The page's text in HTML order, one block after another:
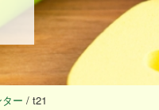
ー / t21